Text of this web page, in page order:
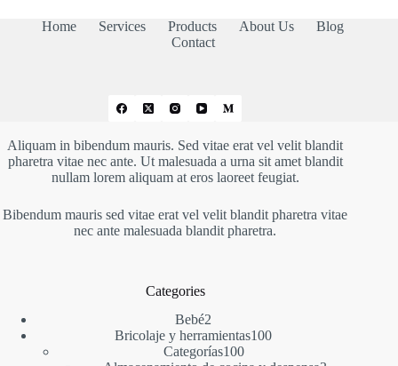
Home Services Products About Us
Blog
Contact
Aliquam in bibendum mauris. Sed vitae erat vel velit blandit
pharetra vitae nec ante. Ut malesuada a urna sit amet blandit
nullam lorem aliquam at eros laoreet feugiat.
Bibendum mauris sed vitae erat vel velit blandit pharetra vitae
nec ante malesuada blandit pharetra.
Categories
Bebé22
productos
Bricolaje y herramientas100100
Categorías100100